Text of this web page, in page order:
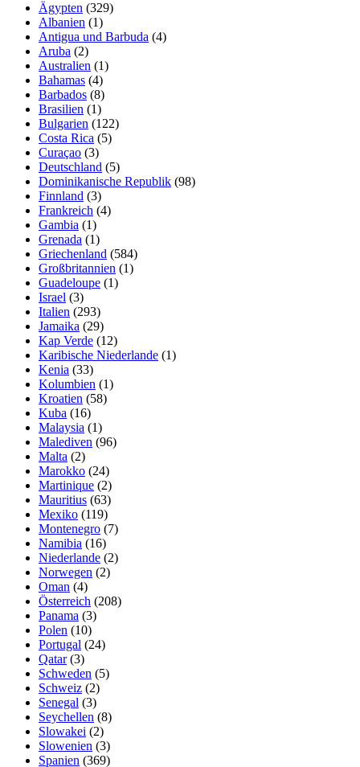
Ägypten (329)
Albanien (1)
Antigua und Barbuda (4)
Aruba (2)
Australien (1)
Bahamas (4)
Barbados (8)
Brasilien (1)
Bulgarien (122)
Costa Rica (5)
Curaçao (3)
Deutschland (5)
Dominikanische Republik (98)
Finnland (3)
Frankreich (4)
Gambia (1)
Grenada (1)
Griechenland (584)
Großbritannien (1)
Guadeloupe (1)
Israel (3)
Italien (293)
Jamaika (29)
Kap Verde (12)
Karibische Niederlande (1)
Kenia (33)
Kolumbien (1)
Kroatien (58)
Kuba (16)
Malaysia (1)
Malediven (96)
Malta (2)
Marokko (24)
Martinique (2)
Mauritius (63)
Mexiko (119)
Montenegro (7)
Namibia (16)
Niederlande (2)
Norwegen (2)
Oman (4)
Österreich (208)
Panama (3)
Polen (10)
Portugal (24)
Qatar(3)
Schweden (5)
Schweiz (2)
Senegal (3)
Seychellen (8)
Slowakei (2)
Slowenien (3)
Spanien (369)